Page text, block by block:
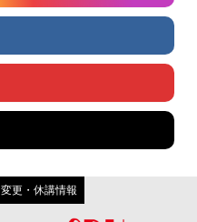
変更・休講情報